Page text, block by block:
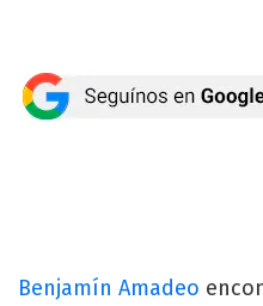
Benjamín Amadeo